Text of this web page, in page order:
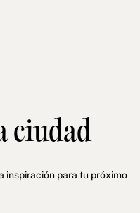
ciudad
inspiración para tu próximo